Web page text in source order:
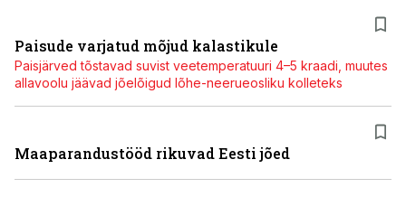
Paisude varjatud mõjud kalastikule
Paisjärved tõstavad suvist veetemperatuuri 4–5 kraadi, muutes
allavoolu jäävad jõelõigud lõhe-neerueosliku kolleteks
Maaparandustööd rikuvad Eesti jõed